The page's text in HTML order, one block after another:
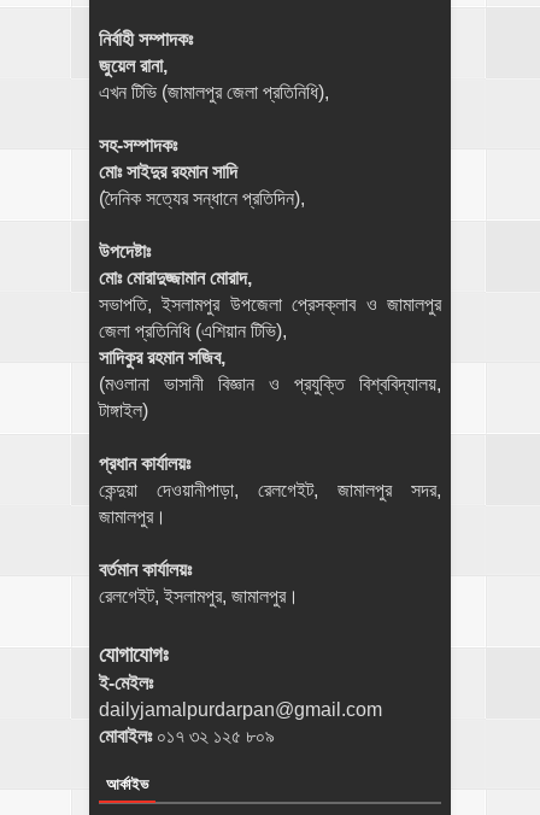
নির্বাহী সম্পাদকঃ
জুয়েল রানা,
এখন টিভি (জামালপুর জেলা প্রতিনিধি),
সহ-সম্পাদকঃ
মোঃ সাইদুর রহমান সাদি
(দৈনিক সত্যের সন্ধানে প্রতিদিন),
উপদেষ্টাঃ
মোঃ মোরাদুজ্জামান মোরাদ,
সভাপতি, ইসলামপুর উপজেলা প্রেসক্লাব ও জামালপুর
জেলা প্রতিনিধি (এশিয়ান টিভি),
সাদিকুর রহমান সজিব,
(মওলানা ভাসানী বিজ্ঞান ও প্রযুক্তি বিশ্ববিদ্যালয়,
টাঙ্গাইল)
প্রধান কার্যালয়ঃ
কেন্দুয়া দেওয়ানীপাড়া, রেলগেইট, জামালপুর সদর,
জামালপুর।
বর্তমান কার্যালয়ঃ
রেলগেইট, ইসলামপুর, জামালপুর।
যোগাযোগঃ
ই-মেইলঃ
dailyjamalpurdarpan@gmail.com
মোবাইলঃ ০১৭ ৩২ ১২৫ ৮০৯
আর্কাইভ